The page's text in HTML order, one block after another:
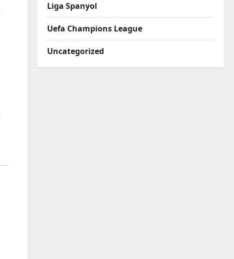
Liga Spanyol
Uefa Champions League
Uncategorized